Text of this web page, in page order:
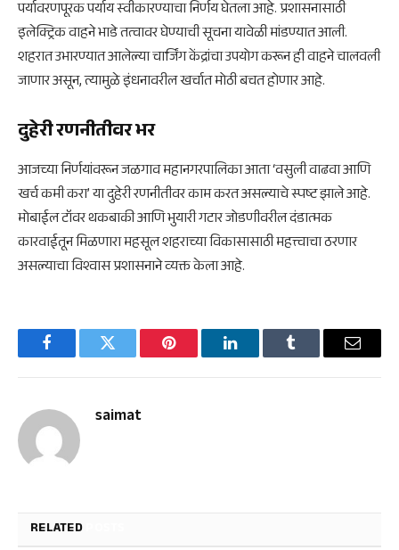
पर्यावरणपूरक पर्याय स्वीकारण्याचा निर्णय घेतला आहे. प्रशासनासाठी
इलेक्ट्रिक वाहने भाडे तत्वावर घेण्याची सूचना यावेळी मांडण्यात आली.
शहरात उभारण्यात आलेल्या चार्जिंग केंद्रांचा उपयोग करून ही वाहने चालवली
जाणार असून, त्यामुळे इंधनावरील खर्चात मोठी बचत होणार आहे.
दुहेरी रणनीतीवर भर
आजच्या निर्णयांवरून जळगाव महानगरपालिका आता ‘वसुली वाढवा आणि
खर्च कमी करा’ या दुहेरी रणनीतीवर काम करत असल्याचे स्पष्ट झाले आहे.
मोबाईल टॉवर थकबाकी आणि भुयारी गटार जोडणीवरील दंडात्मक
कारवाईतून मिळणारा महसूल शहराच्या विकासासाठी महत्त्वाचा ठरणार
असल्याचा विश्वास प्रशासनाने व्यक्त केला आहे.
FacebookTwitter Pinterest LinkedInTumblr Email
saimat
RELATED